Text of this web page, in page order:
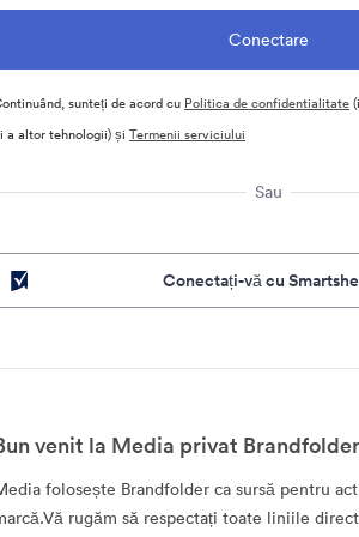
sunteți de acord cu Politica de confidentialitate
a altor tehnologii) și Termenii serviciului
Sau
Conectați-vă cu
venit la Media privat
folosește Brandfolder ca sursă pentru
rugăm să respectați toate liniile